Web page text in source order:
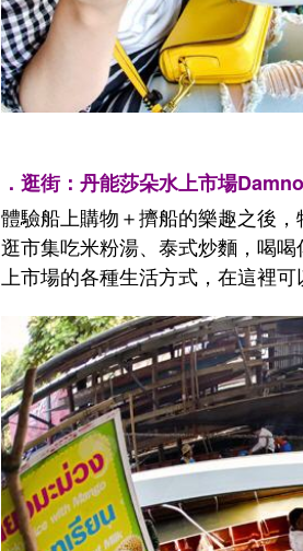
．逛街：丹能莎朵水上市場
體驗船上購物＋擠船的樂趣之後，
逛市集吃米粉湯、泰式炒麵，喝
上市場的各種生活方式，在這裡